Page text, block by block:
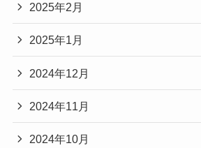
2025年2月
2025年1月
2024年12月
2024年11月
2024年10月